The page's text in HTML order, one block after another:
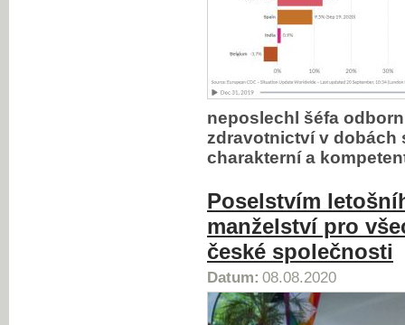
neposlechl šéfa
zdravotnictví v dobách
charakterní a
Poselstvím
manželství pro
české společnosti
Datum: 08.08.2020